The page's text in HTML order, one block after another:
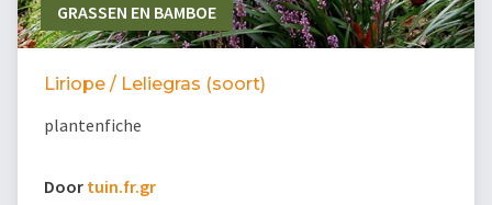
GRASSEN EN BAMBOE
Liriope / Leliegras (soort)
plantenfiche
Door tuin.fr.gr